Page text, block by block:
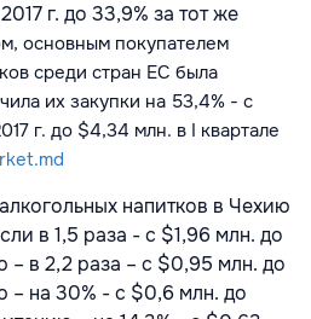
г. до 33,9% за тот же
основным покупателем
среди стран ЕС была
их закупки на 53,4% - с
г. до $4,34 млн. в I квартале
напитков в Чехию
в 1,5 раза - с $1,96 млн. до
в 2,2 раза – с $0,95 млн. до
– на 30% - с $0,6 млн. до